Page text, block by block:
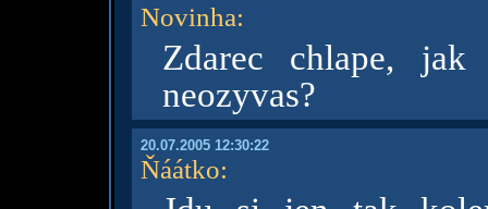
Novinha:
Zdarec chlape,
neozyvas?
20.07.2005 12:30:22
Ňáátko: